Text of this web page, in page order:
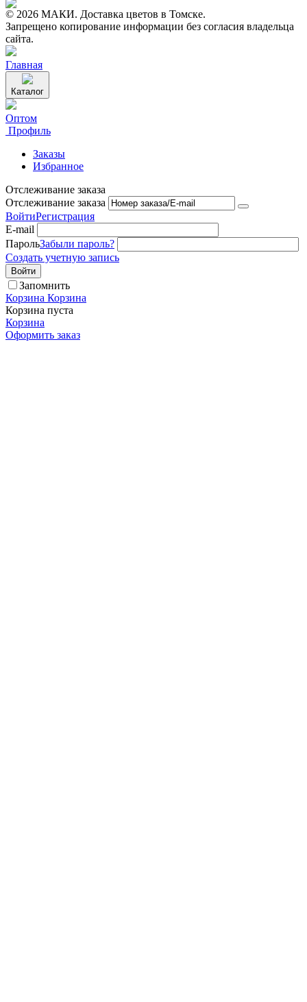
© 2026 МАКИ. Доставка цветов в Томске.
Запрещено копирование информации без согласия владельца
сайта.
Главная
Каталог
Оптом
Профиль
Заказы
Избранное
Отслеживание заказа
Отслеживание заказа
ВойтиРегистрация
E-mail
ПарольЗабыли пароль?
Создать учетную запись
Войти
Запомнить
Корзина Корзина
Корзина пуста
Корзина
Оформить заказ